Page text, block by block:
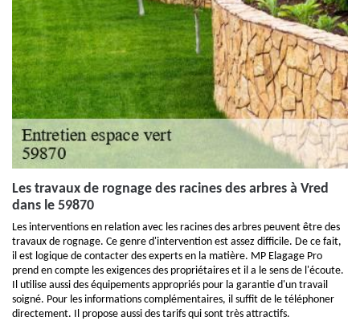
Les travaux de rognage des racines des arbres à Vred
dans le 59870
Les interventions en relation avec les racines des arbres peuvent être des
travaux de rognage. Ce genre d'intervention est assez difficile. De ce fait,
il est logique de contacter des experts en la matière. MP Elagage Pro
prend en compte les exigences des propriétaires et il a le sens de l'écoute.
Il utilise aussi des équipements appropriés pour la garantie d'un travail
soigné. Pour les informations complémentaires, il suffit de le téléphoner
directement. Il propose aussi des tarifs qui sont très attractifs.